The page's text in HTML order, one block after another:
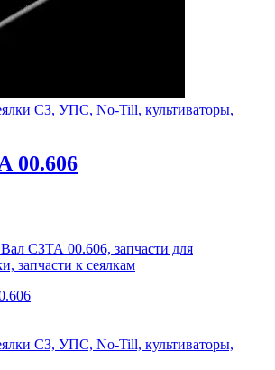
СЗ, УПС, No-Till, культиваторы,
00.606
СЗТА 00.606, запчасти для
запчасти к сеялкам
СЗ, УПС, No-Till, культиваторы,